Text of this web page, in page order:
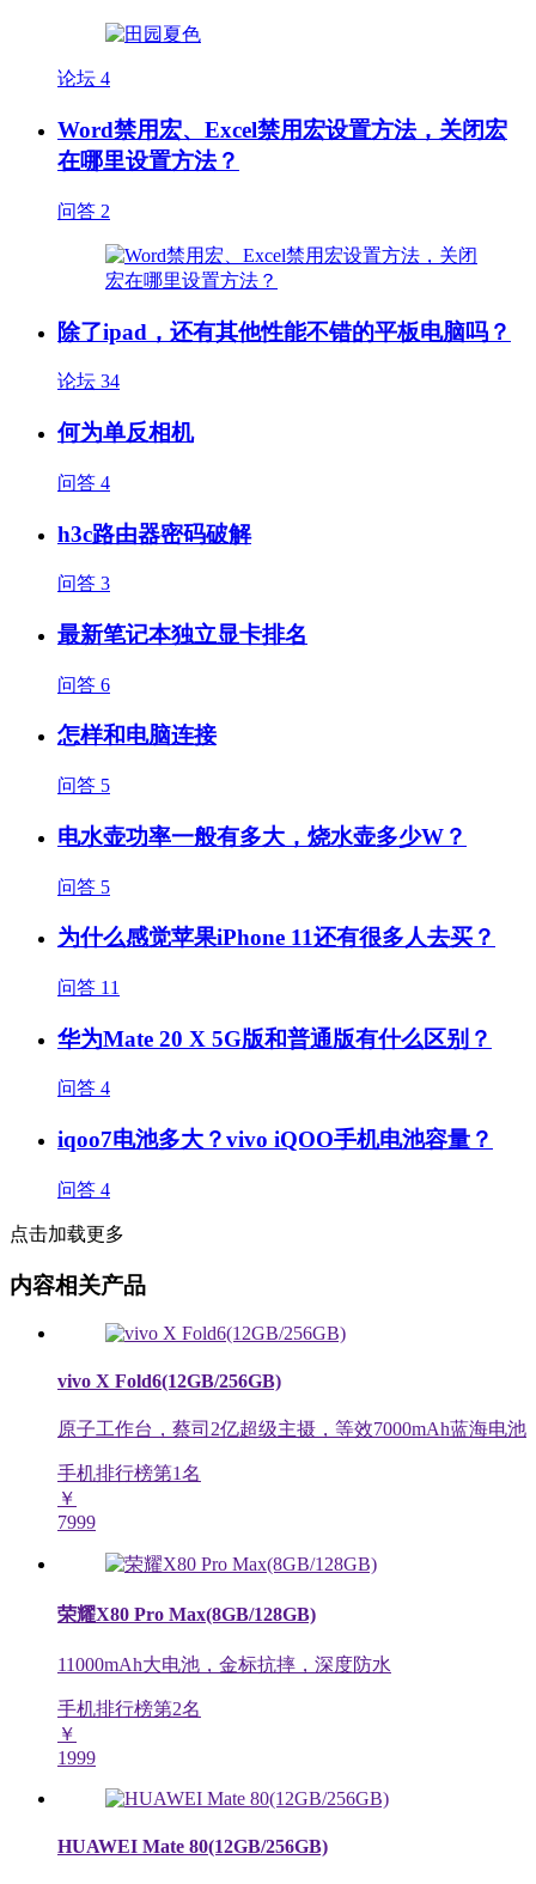
论坛 4
Word禁用宏、Excel禁用宏设置方法，关闭宏
在哪里设置方法？
问答 2
除了ipad，还有其他性能不错的平板电脑吗？
论坛 34
何为单反相机
问答 4
h3c路由器密码破解
问答 3
最新笔记本独立显卡排名
问答 6
怎样和电脑连接
问答 5
电水壶功率一般有多大，烧水壶多少W？
问答 5
为什么感觉苹果iPhone 11还有很多人去买？
问答 11
华为Mate 20 X 5G版和普通版有什么区别？
问答 4
iqoo7电池多大？vivo iQOO手机电池容量？
问答 4
点击加载更多
内容相关产品
vivo X Fold6(12GB/256GB)
原子工作台，蔡司2亿超级主摄，等效7000mAh蓝海电池
手机排行榜第1名
￥
7999
荣耀X80 Pro Max(8GB/128GB)
11000mAh大电池，金标抗摔，深度防水
手机排行榜第2名
￥
1999
HUAWEI Mate 80(12GB/256GB)